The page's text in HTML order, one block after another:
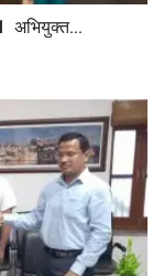
अभियुक्त...